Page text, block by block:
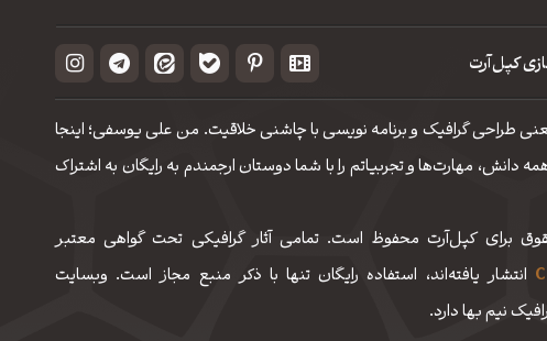
کپل‌آرت
طراحی گرافیک و برنامه نویسی با چاشنی خلاقیت. من علی یوسفی؛ اینجا
دانش، مهارت‌‌ها و تجربیاتم را با شما دوستان ارجمندم به رایگان به اشتراک
برای کپل‌آرت محفوظ است. تمامی آثار گرافیکی تحت گواهی معتبر
انتشار یافته‌اند، استفاده رایگان تنها با ذکر منبع مجاز است. وبسایت
نیم بها دارد.